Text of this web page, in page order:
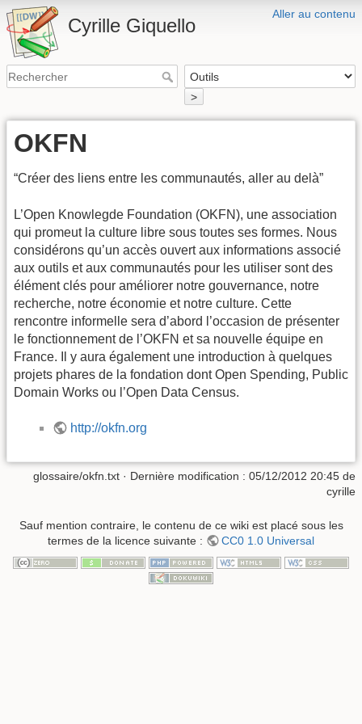
Aller au contenu
Cyrille Giquello
>
OKFN
“Créer des liens entre les communautés, aller au delà”
L’Open Knowlegde Foundation (OKFN), une association
qui promeut la culture libre sous toutes ses formes. Nous
considérons qu’un accès ouvert aux informations associé
aux outils et aux communautés pour les utiliser sont des
élément clés pour améliorer notre gouvernance, notre
recherche, notre économie et notre culture. Cette
rencontre informelle sera d’abord l’occasion de présenter
le fonctionnement de l’OKFN et sa nouvelle équipe en
France. Il y aura également une introduction à quelques
projets phares de la fondation dont Open Spending, Public
Domain Works ou l’Open Data Census.
http://okfn.org
glossaire/okfn.txt · Dernière modification : 05/12/2012 20:45 de
cyrille
Sauf mention contraire, le contenu de ce wiki est placé sous les
termes de la licence suivante :
CC0 1.0 Universal